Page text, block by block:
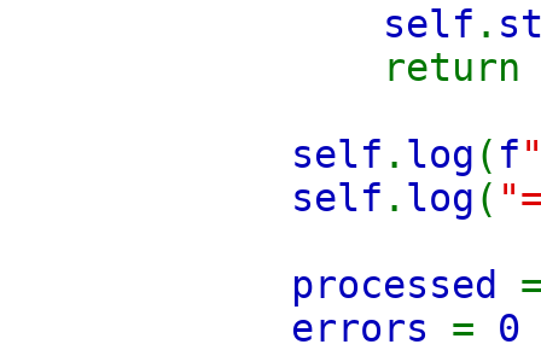
self .
return
self . log ( f
self . log (
processed
errors = 0